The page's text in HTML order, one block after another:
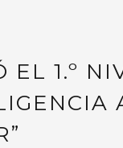
EL 1.º